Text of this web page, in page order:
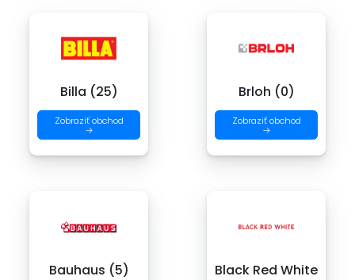
Billa (25)
Zobraziť obchod
→
Brloh (0)
Zobraziť obchod
→
Bauhaus (5)
Black Red White